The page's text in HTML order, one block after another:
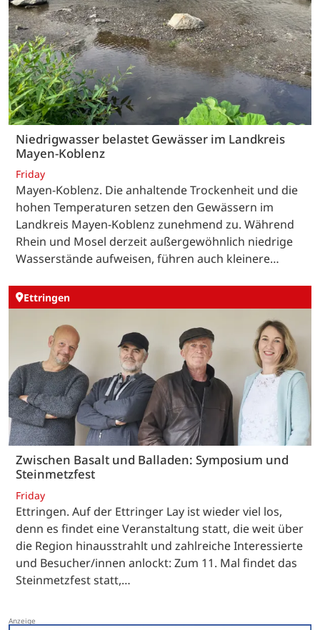
Niedrigwasser belastet Gewässer im Landkreis
Mayen-Koblenz
Friday
Mayen-Koblenz. Die anhaltende Trockenheit und die
hohen Temperaturen setzen den Gewässern im
Landkreis Mayen-Koblenz zunehmend zu. Während
Rhein und Mosel derzeit außergewöhnlich niedrige
Wasserstände aufweisen, führen auch kleinere…
Ettringen
Zwischen Basalt und Balladen: Symposium und
Steinmetzfest
Friday
Ettringen. Auf der Ettringer Lay ist wieder viel los,
denn es findet eine Veranstaltung statt, die weit über
die Region hinausstrahlt und zahlreiche Interessierte
und Besucher/innen anlockt: Zum 11. Mal findet das
Steinmetzfest statt,…